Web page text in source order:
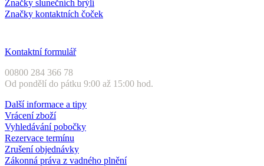
Značky slunečních brýlí
Značky kontaktních čoček
Kontaktní formulář
00800 284 366 78
Od pondělí do pátku 9:00 až 15:00 hod.
Další informace a tipy
Vrácení zboží
Vyhledávání pobočky
Rezervace termínu
Zrušení objednávky
Zákonná práva z vadného plnění